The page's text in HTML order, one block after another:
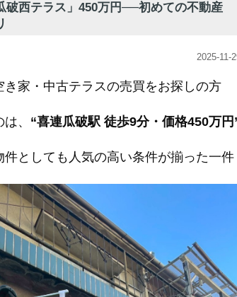
破西テラス」450万円──初めての不動産
2025-11-
き家・中古テラスの売買をお探しの方
、 “喜連瓜破駅 徒歩9分・価格450万円
件としても人気の高い条件が揃った一件